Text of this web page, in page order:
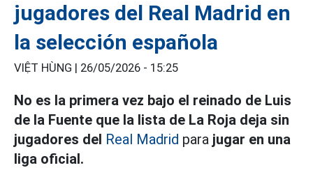
jugadores del Real Madrid en
la selección española
VIỆT HÙNG | 26/05/2026 - 15:25
No es la primera vez bajo el reinado de Luis
de la Fuente que la lista de La Roja deja sin
jugadores del Real Madrid para jugar en una
liga oficial.